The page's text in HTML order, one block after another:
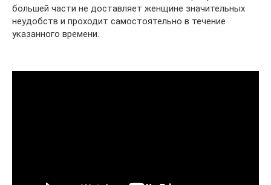
большей части не доставляет женщине значительных
неудобств и проходит самостоятельно в течение
указанного времени.